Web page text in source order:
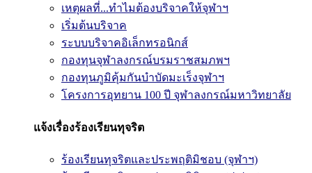
เหตุผลที่...ทำไมต้องบริจาคให้จุฬาฯ
เริ่มต้นบริจาค
ระบบบริจาคอิเล็กทรอนิกส์
กองทุนจุฬาลงกรณ์บรมราชสมภพฯ
กองทุนภูมิคุ้มกันบำบัดมะเร็งจุฬาฯ
โครงการอุทยาน 100 ปี จุฬาลงกรณ์มหาวิทยาลัย
แจ้งเรื่องร้องเรียนทุจริต
ร้องเรียนทุจริตและประพฤติมิชอบ (จุฬาฯ)